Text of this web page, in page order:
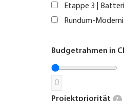
Etappe 3 |
Rundum-
Budgetrahmen in
0
Projektpriorität ?